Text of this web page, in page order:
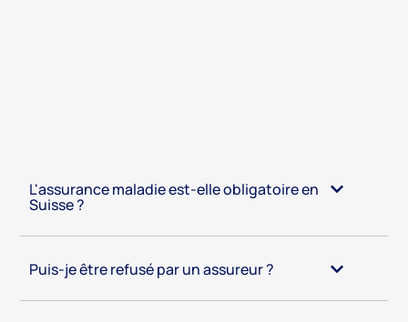
L'assurance maladie est-elle obligatoire en
Suisse ?
Puis-je être refusé par un assureur ?